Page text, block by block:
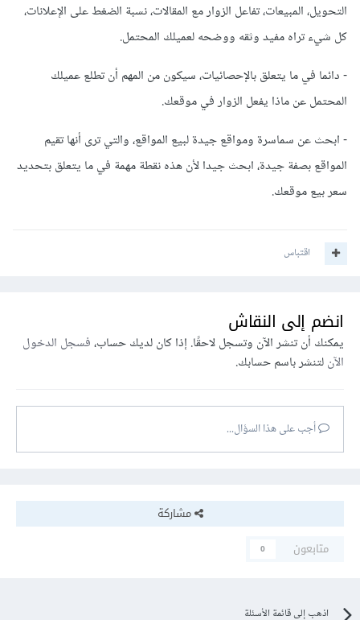
التحويل، المبيعات، تفاعل الزوار مع المقالات، نسبة الضغط على الإعلانات،
كل شيء تراه مفيد وثقه ووضحه لعميلك المحتمل.
- دائما في ما يتعلق بالإحصائيات، سيكون من المهم أن تطلع عميلك
المحتمل عن ماذا يفعل الزوار في موقعك.
- ابحث عن سماسرة ومواقع جيدة لبيع المواقع، والتي ترى أنها تقيم
المواقع بصفة جيدة، ابحث جيدا لأن هذه نقطة مهمة في ما يتعلق بتحديد
سعر بيع موقعك.
اقتباس
انضم إلى النقاش
يمكنك أن تنشر الآن وتسجل لاحقًا. إذا كان لديك حساب،فسجل الدخول
الآنلتنشر باسم حسابك.
أجب على هذا السؤال...
مشاركة
متابعون
0
اذهب إلى قائمة الأسئلة